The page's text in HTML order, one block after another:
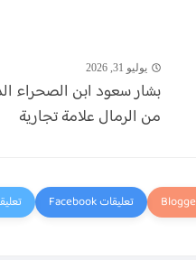
يوليو 31, 2026
بشار سعود ابن الصحراء
من الرمال علامة تجارية